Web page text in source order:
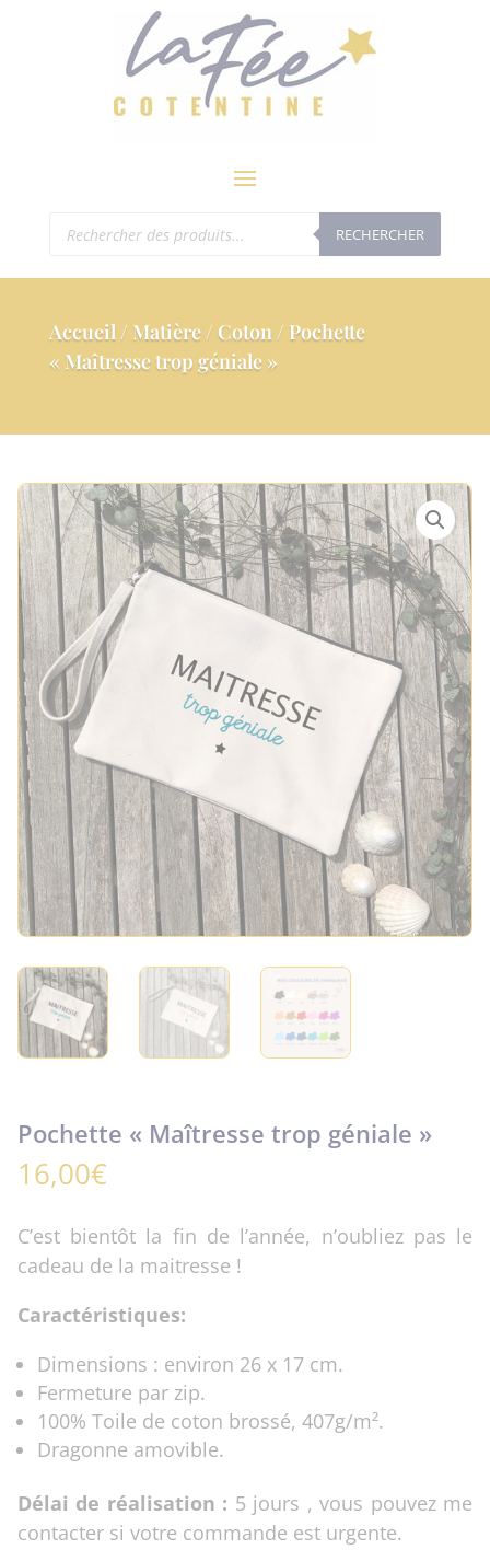
de RECHERCHER
Accueil/ Matière/ Coton/ Pochette
« Maîtresse trop géniale »
Pochette « Maîtresse trop géniale »
16,00€
C’est bientôt la fin de l’année, n’oubliez pas le
cadeau de la maitresse !
Caractéristiques:
Dimensions : environ 26 x 17 cm.
Fermeture par zip.
100% Toile de coton brossé, 407g/m².
Dragonne amovible.
Délai de réalisation : 5 jours , vous pouvez me
contacter si votre commande est urgente.
modal-check